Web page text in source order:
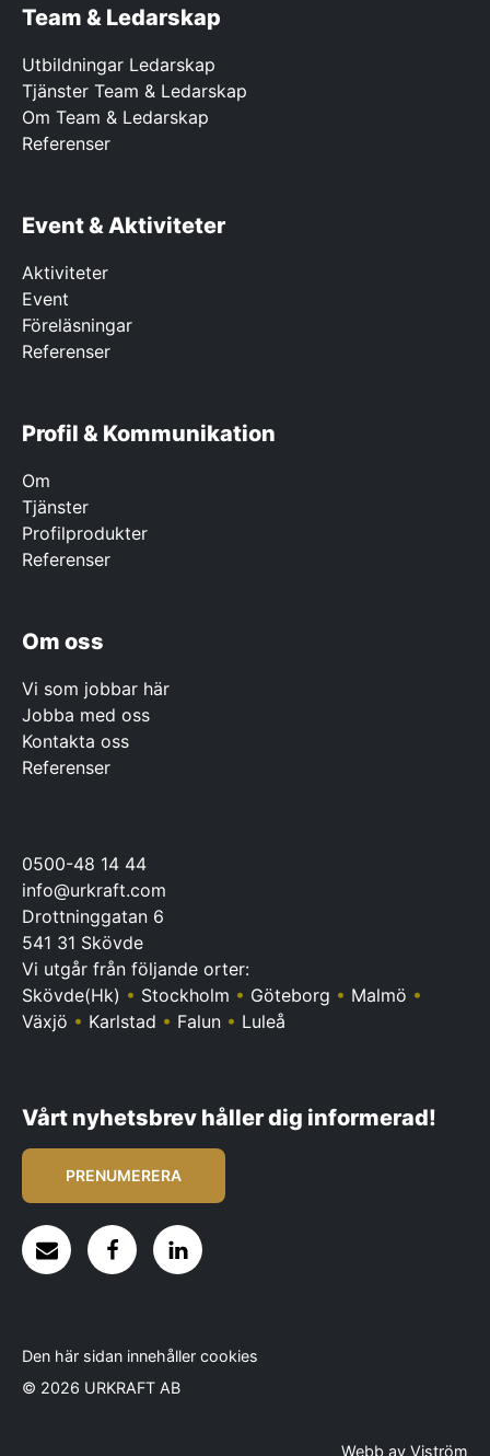
Team & Ledarskap
Utbildningar Ledarskap
Tjänster Team & Ledarskap
Om Team & Ledarskap
Referenser
Event & Aktiviteter
Aktiviteter
Event
Föreläsningar
Referenser
Profil & Kommunikation
Om
Tjänster
Profilprodukter
Referenser
Om oss
Vi som jobbar här
Jobba med oss
Kontakta oss
Referenser
0500-48 14 44
info@urkraft.com
Drottninggatan 6
541 31 Skövde
Vi utgår från följande orter:
Skövde(Hk) • Stockholm • Göteborg • Malmö •
Växjö • Karlstad • Falun • Luleå
Vårt nyhetsbrev håller dig informerad!
PRENUMERERA
Den här sidan innehåller cookies
© 2026 URKRAFT AB
Webb av Viström